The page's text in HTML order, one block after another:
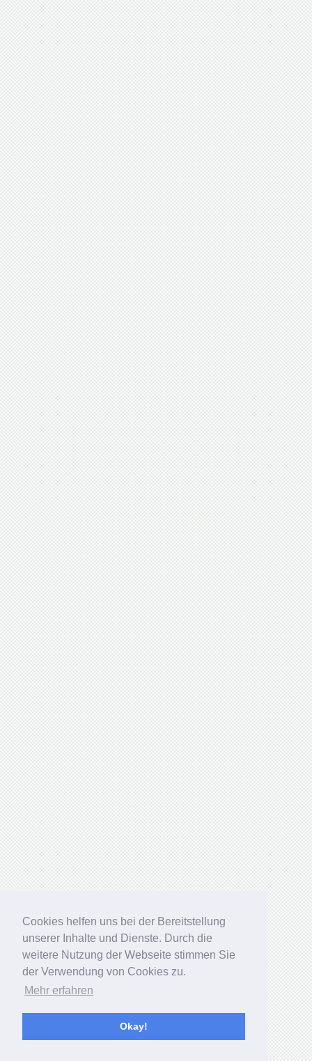
Cookies helfen uns bei der Bereitstellung
unserer Inhalte und Dienste. Durch die
weitere Nutzung der Webseite stimmen Sie
der Verwendung von Cookies zu.
Mehr erfahren
Okay!
Cookies helfen uns bei der Bereitstellung
unserer Inhalte und Dienste. Durch die
weitere Nutzung der Webseite stimmen Sie
der Verwendung von Cookies zu.
Mehr erfahren
Okay!